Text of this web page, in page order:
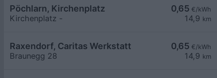
0,65 €/kWh
14,9 km
Pöchlarn, Kirchenplatz
Kirchenplatz -
0,65 €/kWh
14,9 km
Raxendorf, Caritas Werkstatt
Braunegg 28